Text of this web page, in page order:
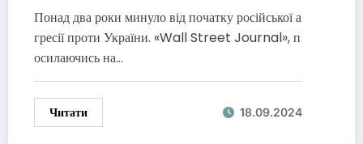
продовження конфлікту
Понад два роки минуло від початку російської а
гресії проти України. «Wall Street Journal», п
осилаючись на…
Читати 18.09.2024